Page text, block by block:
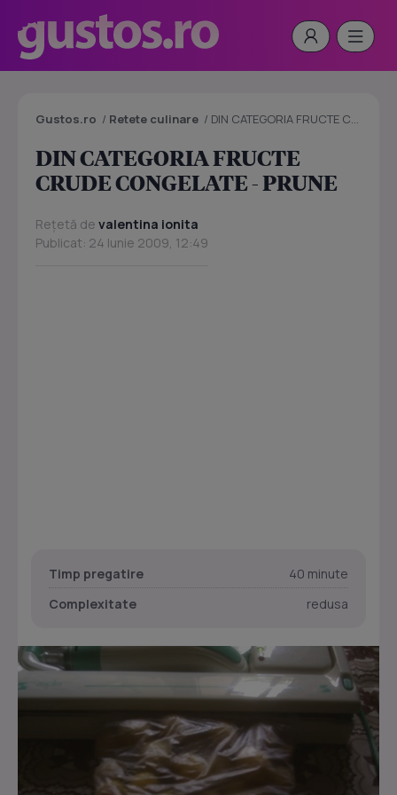
Gustos.ro / Retete culinare / DIN CATEGORIA FRUCTE CRUDE CONGELATE - PRUNE
DIN CATEGORIA FRUCTE
CRUDE CONGELATE - PRUNE
Rețetă de valentina ionita
Publicat: 24 Iunie 2009, 12:49
Timp pregatire
40 minute
Complexitate
redusa